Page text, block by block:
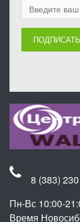
8 (383)
Пн-Вс 10:00-
Время